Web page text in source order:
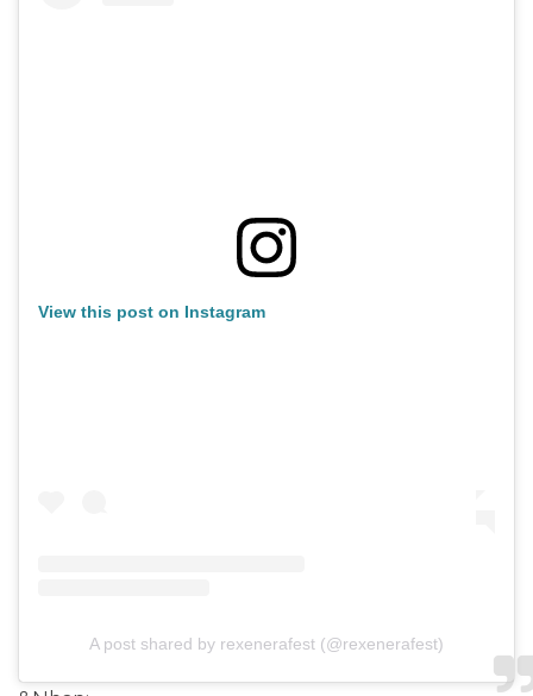
View this post on Instagram
A post shared by rexenerafest (@rexenerafest)